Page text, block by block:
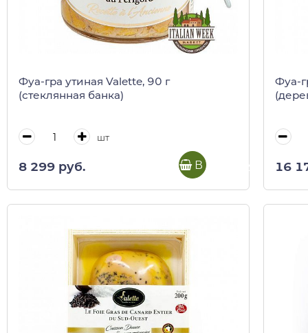
Фуа-гра утиная Valette, 90 г
(стеклянная банка)
шт
8 299 руб. В корзину
Фуа-
16